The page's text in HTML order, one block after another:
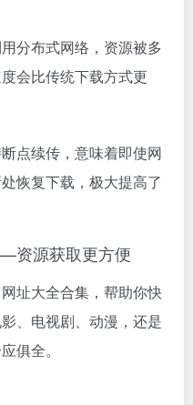
分布式网络，资源被多
会比传统下载方式更
点续传，意味着即使网
恢复下载，极大提高了
资源获取更方便
址大全合集，帮助你快
、电视剧、动漫，还是
俱全。